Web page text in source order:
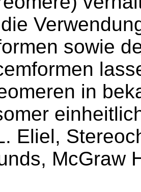
sowie
in
Eliel,
McGraw